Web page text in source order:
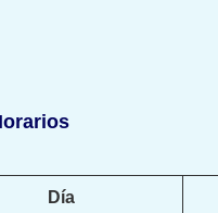
Día